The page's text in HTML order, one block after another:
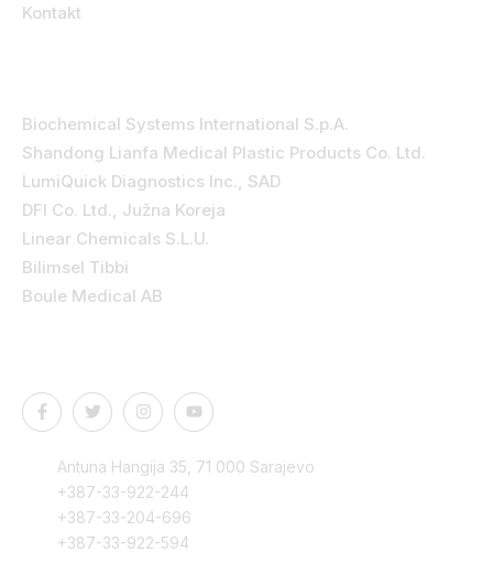
Kontakt
Biochemical Systems International S.p.A.
Shandong Lianfa Medical Plastic Products Co. Ltd.
LumiQuick Diagnostics Inc., SAD
DFI Co. Ltd., Južna Koreja
Linear Chemicals S.L.U.
Bilimsel Tibbi
Boule Medical AB
Antuna Hangija 35, 71 000 Sarajevo
+387-33-922-244
+387-33-204-696
+387-33-922-594